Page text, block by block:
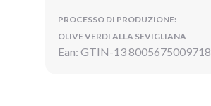
PROCESSO DI PRODUZIONE:
OLIVE VERDI ALLA SEVIGLIANA
Ean: GTIN-13 8005675009718